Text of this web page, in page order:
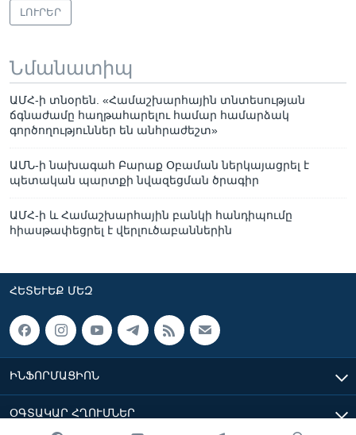
ԼՈՒՐԵՐ
Նմանատիպ
ԱՄՀ-ի տնօրեն. «Համաշխարհային տնտեսության
ճգնաժամը հաղթահարելու համար համարձակ
գործողություններ են անհրաժեշտ»
ԱՄՆ-ի նախագահ Բարաք Օբաման ներկայացրել է
պետական պարտքի նվազեցման ծրագիր
ԱՄՀ-ի և Համաշխարհային բանկի հանդիպումը
հիասթափեցրել է վերլուծաբաններին
ՀԵՏԵՒԵՔ ՄԵԶ
ԻՆՖՈՐՄԱՑԻՈՆ
ՕԳՏԱԿԱՐ ՀՂՈՒՄՆԵՐ